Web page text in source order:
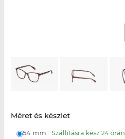
Méret és készlet
54 mm Szállításra kész 24